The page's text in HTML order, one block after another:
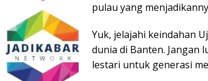
pulau yang
Yuk, jelajahi keindahan
dunia di Banten. Jangan
lestari untuk generasi